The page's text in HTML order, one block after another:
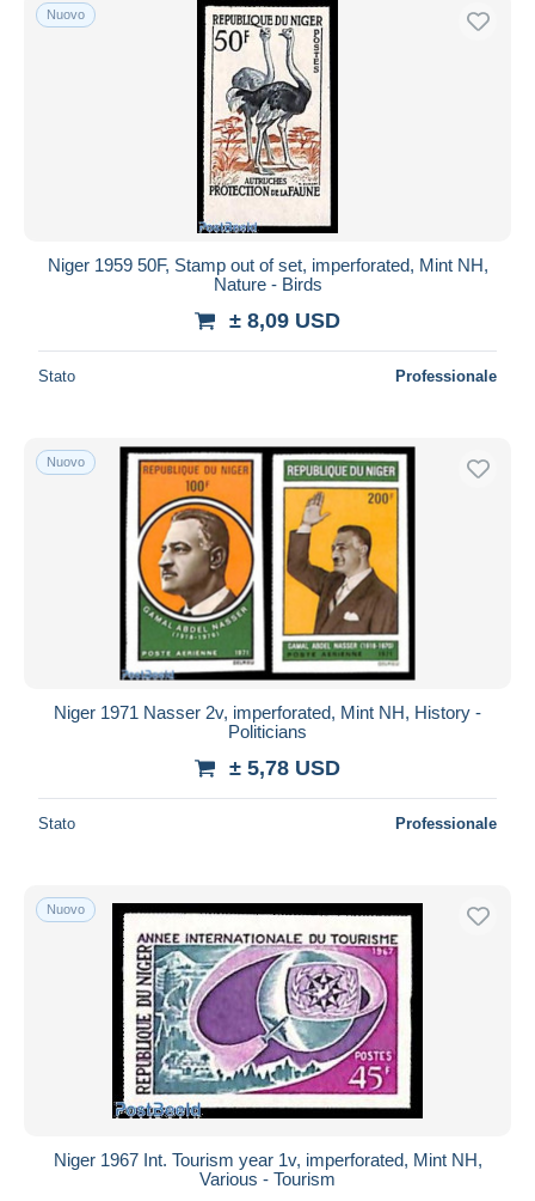
Nuovo
Niger 1959 50F, Stamp out of set, imperforated, Mint NH,
Nature - Birds
± 8,09 USD
Stato Professionale
Nuovo
Niger 1971 Nasser 2v, imperforated, Mint NH, History -
Politicians
± 5,78 USD
Stato Professionale
Nuovo
Niger 1967 Int. Tourism year 1v, imperforated, Mint NH,
Various - Tourism